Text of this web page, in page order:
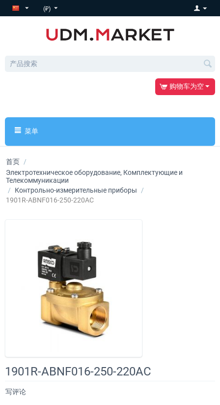
(₽)
购物车为空
菜单
首页 /
Электротехническое оборудование, Комплектующие и
Телекоммуникации
/
Контрольно-измерительные приборы
/
1901R-ABNF016-250-220AC
1901R-ABNF016-250-220AC
写评论